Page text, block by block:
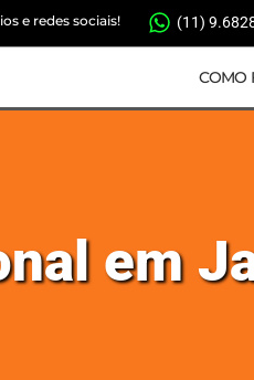
e redes sociais! (11)
COMO
em